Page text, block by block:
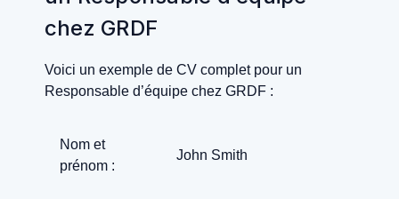
chez GRDF
Voici un exemple de CV complet pour un
Responsable d’équipe chez GRDF :
Nom et
prénom :
John Smith